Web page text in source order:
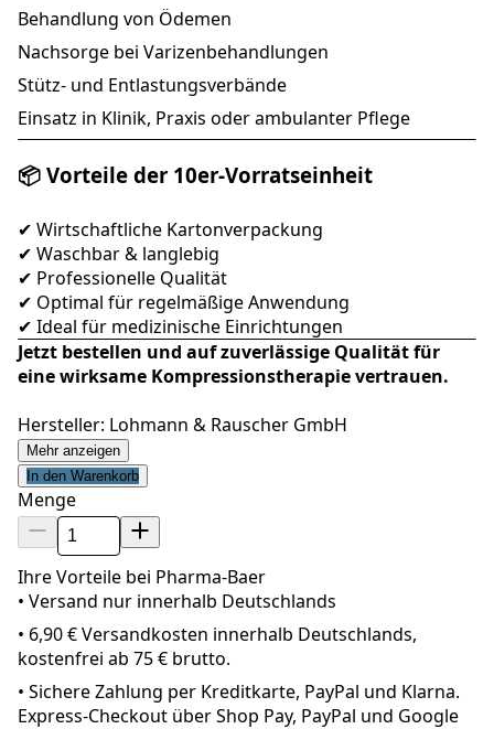
Behandlung von Ödemen
Nachsorge bei Varizenbehandlungen
Stütz- und Entlastungsverbände
Einsatz in Klinik, Praxis oder ambulanter Pflege
📦 Vorteile der 10er-Vorratseinheit
✔ Wirtschaftliche Kartonverpackung
✔ Waschbar & langlebig
✔ Professionelle Qualität
✔ Optimal für regelmäßige Anwendung
✔ Ideal für medizinische Einrichtungen
Jetzt bestellen und auf zuverlässige Qualität für
eine wirksame Kompressionstherapie vertrauen.
Hersteller: Lohmann & Rauscher GmbH
Mehr anzeigen
In den Warenkorb
Menge
Ihre Vorteile bei Pharma-Baer
• Versand nur innerhalb Deutschlands
• 6,90 € Versandkosten innerhalb Deutschlands,
kostenfrei ab 75 € brutto.
• Sichere Zahlung per Kreditkarte, PayPal und Klarna.
Express-Checkout über Shop Pay, PayPal und Google